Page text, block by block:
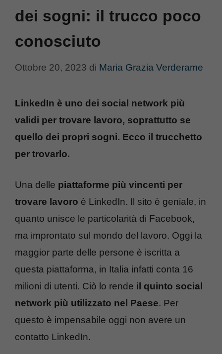
dei sogni: il trucco poco
conosciuto
Ottobre 20, 2023 di Maria Grazia Verderame
LinkedIn è uno dei social network più
validi per trovare lavoro, soprattutto se
quello dei propri sogni. Ecco il trucchetto
per trovarlo.
Una delle piattaforme più vincenti per
trovare lavoro è LinkedIn. Il sito è geniale, in
quanto unisce le particolarità di Facebook,
ma improntato sul mondo del lavoro. Oggi la
maggior parte delle persone è iscritta a
questa piattaforma, in Italia infatti conta 16
milioni di utenti. Ciò lo rende il quinto social
network più utilizzato nel Paese. Per
questo è impensabile oggi non avere un
contatto LinkedIn.